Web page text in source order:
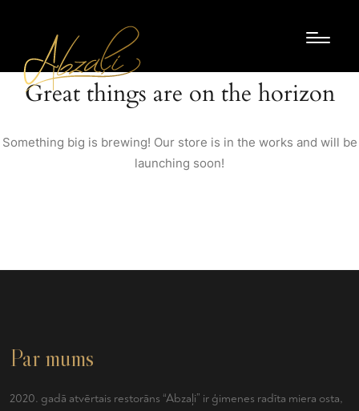
Great things are on the horizon
Something big is brewing! Our store is in the works and will be
launching soon!
Par mums
2020. gadā atvērtais restorāns “Abzaļi” ir ģimenes radīta miera osta,